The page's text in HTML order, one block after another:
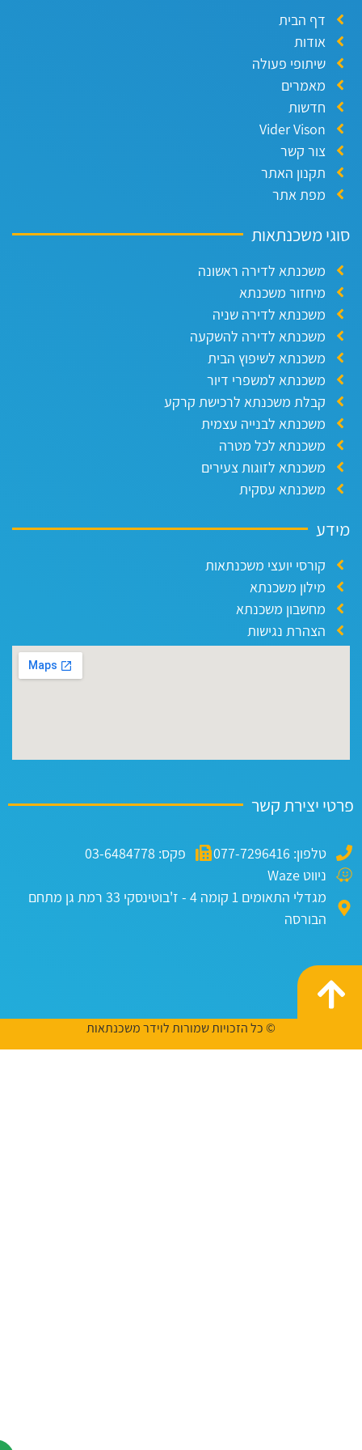
דף הבית
אודות
שיתופי פעולה
מאמרים
חדשות
Vider Vison
צור קשר
תקנון האתר
מפת אתר
משכנתאות
משכנתא לדירה ראשונה
מיחזור משכנתא
משכנתא לדירה שניה
משכנתא לדירה להשקעה
משכנתא לשיפוץ הבית
משכנתא למשפרי דיור
קבלת משכנתא לרכישת קרקע
משכנתא לבנייה עצמית
משכנתא לכל מטרה
משכנתא לזוגות צעירים
משכנתא עסקית
קורסי יועצי משכנתאות
מילון משכנתא
מחשבון משכנתא
הצהרת נגישות
יצירת קשר
טלפון: 077-7296416
פקס: 03-6484778
ניווט Waze
מגדלי התאומים 1 קומה 4 - ז'בוטינסקי 33 רמת גן מתחם
הבורסה
© כל הזכויות שמורות לוידר משכנתאות